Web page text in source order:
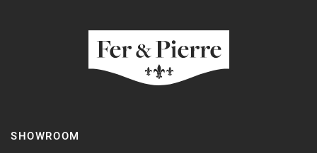
SHOWROOM